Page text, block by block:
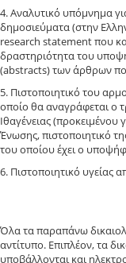
4. Αναλυτικό υπόμνημα
δημοσιεύματα (στην
research statement που
δραστηριότητα του
(abstracts) των άρθρων
5. Πιστοποιητικό του
οποίο θα αναγράφεται ο
Ιθαγένειας
Ένωσης, πιστοποιητικό
του οποίου έχει ο
6. Πιστοποιητικό υγείας
Όλα τα παραπάνω
αντίτυπο. Επιπλέον, τα
υποβάλλονται και